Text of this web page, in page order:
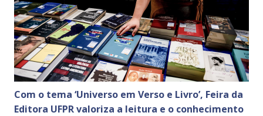
Com o tema ‘Universo em Verso e Livro’, Feira da
Editora UFPR valoriza a leitura e o conhecimento